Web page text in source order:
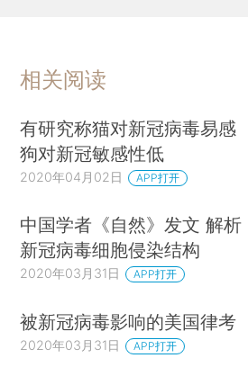
相关阅读
有研究称猫对新冠病毒易感
狗对新冠敏感性低
2020年04月02日 APP打开
中国学者《自然》发文 解析
新冠病毒细胞侵染结构
2020年03月31日 APP打开
被新冠病毒影响的美国律考
2020年03月31日 APP打开